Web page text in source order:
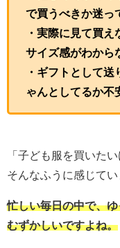
で買うべきか迷っ
・実際に見て買え
サイズ感がわから
・ギフトとして
ゃんとしてるか不
「子ども服を買いた
そんなふうに感じてい
忙しい毎日の中で、
むずかしいですよね。